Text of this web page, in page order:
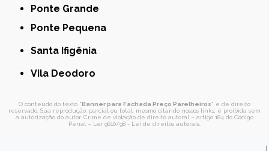
Ponte Grande
Ponte Pequena
Santa Ifigênia
Vila Deodoro
O conteúdo do texto "Banner para Fachada Preço Parelheiros" é de direito
reservado. Sua reprodução, parcial ou total, mesmo citando nossos links, é proibida sem
a autorização do autor. Crime de violação de direito autoral – artigo 184 do Código
Penal – Lei 9610/98 - Lei de direitos autorais